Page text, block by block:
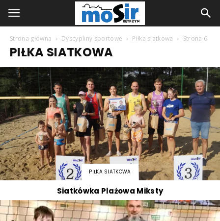
Strona główna Dyscypliny sportowe Piłka siatkowa Strona 6
PIŁKA SIATKOWA
PIŁKA SIATKOWA
Siatkówka Plażowa Miksty